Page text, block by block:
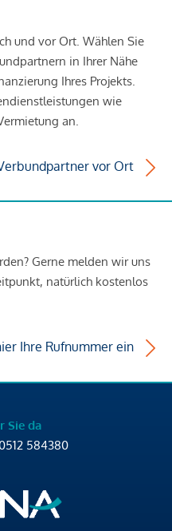
und vor Ort. Wählen Sie
in Ihrer Nähe
Ihres Projekts.
wie
an.
vor Ort
Gerne melden wir uns
natürlich kostenlos
Ihre Rufnummer ein
Sie da
584380